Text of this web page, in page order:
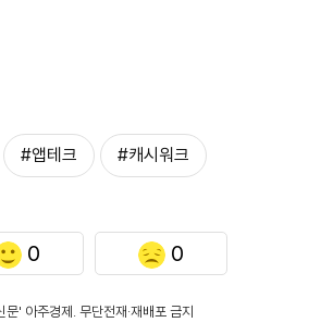
#앱테크 #캐시워크
0 0
' 아주경제. 무단전재·재배포 금지